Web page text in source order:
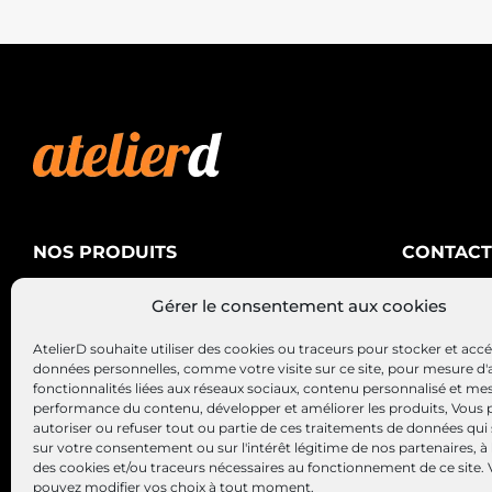
Gérer le consentement aux cookies
AtelierD souhaite utiliser des cookies ou traceurs pour stocker et
données personnelles, comme votre visite sur ce site, pour mesure
fonctionnalités liées aux réseaux sociaux, contenu personnalisé et
performance du contenu, développer et améliorer les produits, Vous
autoriser ou refuser tout ou partie de ces traitements de données qui
sur votre consentement ou sur l'intérêt légitime de nos partenaires, à
des cookies et/ou traceurs nécessaires au fonctionnement de ce site.
pouvez modifier vos choix à tout moment.
NOS PRODUITS
Alternateurs – Démarreurs
CONTACT
AtelierD
88200
03 29 22 34